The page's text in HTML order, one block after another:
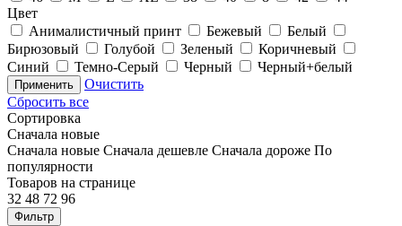
Цвет
Анималистичный принт
Бежевый
Белый
Бирюзовый
Голубой Зеленый
Коричневый
Синий
Темно-Серый Черный Черный+белый
Применить
Очистить
Сбросить все
Сортировка
Сначала новые
Сначала новые Сначала дешевле Сначала дороже По
популярности
Товаров на странице
32 48 72 96
Фильтр